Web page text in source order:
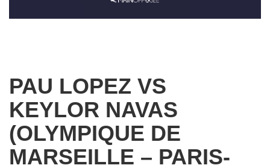
PAU LOPEZ VS
KEYLOR NAVAS
(OLYMPIQUE DE
MARSEILLE – PARIS-